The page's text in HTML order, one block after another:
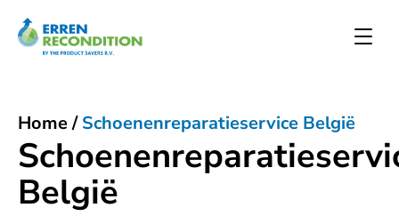
België
Home/Schoenenreparatieservice België